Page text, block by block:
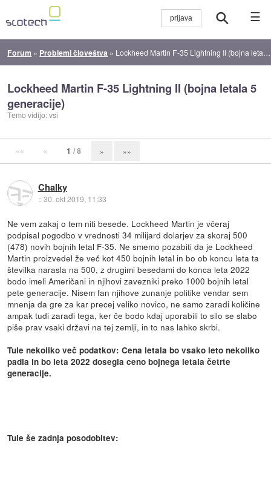
☰
Forum » Problemi človeštva » Lockheed Martin F-35 Lightning II (bojna letala 5 generacije)
Lockheed Martin F-35 Lightning II (bojna letala 5
generacije)
Temo vidijo: vsi
«« « 1 / 8 » »»
Chalky
::30. okt 2019, 11:33
Ne vem zakaj o tem niti besede. Lockheed Martin je včeraj
podpisal pogodbo v vrednosti 34 milijard dolarjev za skoraj 500
(478) novih bojnih letal F-35. Ne smemo pozabiti da je Lockheed
Martin proizvedel že več kot 450 bojnih letal in bo ob koncu leta ta
številka narasla na 500, z drugimi besedami do konca leta 2022
bodo imeli Američani in njihovi zavezniki preko 1000 bojnih letal
pete generacije. Nisem fan njihove zunanje politike vendar sem
mnenja da gre za kar precej veliko novico, ne samo zaradi količine
ampak tudi zaradi tega, ker če bodo kdaj uporabili to silo se slabo
piše prav vsaki državi na tej zemlji, in to nas lahko skrbi.
Tule nekoliko več podatkov: Cena letala bo vsako leto nekoliko
padla in bo leta 2022 dosegla ceno bojnega letala četrte
generacije.
Tule še zadnja posodobitev: